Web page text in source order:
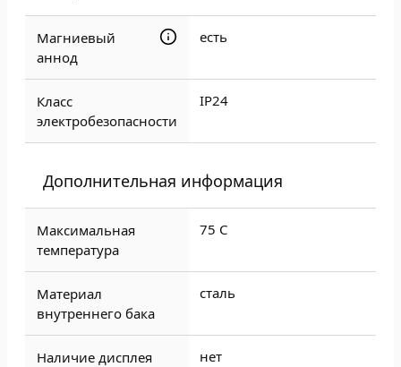
Магниевый
аннод
есть
Класс
электробезопасности
IP24
Дополнительная информация
Максимальная
температура
75 C
Материал
внутреннего бака
сталь
Наличие дисплея нет